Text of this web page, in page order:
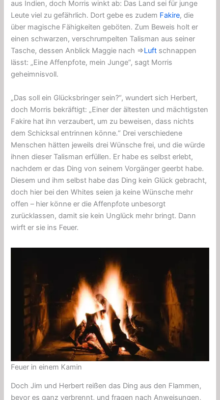
aus Indien, doch Morris winkt ab: Das Land sei für junge
Leute viel zu gefährlich. Dort gebe es zudem Fakire, die
über magische Fähigkeiten geböten. Zum Beweis holt er
einen schwarzen, verschrumpelten Talisman aus seiner
Tasche, dessen Anblick Maggie nach ⇒Luft schnappen
lässt: „Eine Affenpfote, mein Junge“, sagt Morris
geheimnisvoll.
„Das soll ein Glücksbringer sein?“, wundert sich Herbert,
doch Morris bekräftigt: „Einer der ältesten und mächtigsten
Fakire hat ihn verzaubert, um zu beweisen, dass nichts
dem Schicksal entrinnen könne.“ Drei verschiedene
Menschen hätten jeweils drei Wünsche frei, und die würde
ihnen dieser Talisman erfüllen. Er habe es selbst erlebt,
nachdem er das Ding von seinem Vorgänger geerbt habe.
Diesem und ihm selbst habe das Ding kein Glück gebracht,
doch hier bei den Whites seien ja keine Wünsche mehr
offen – hier könne er die Affenpfote unbesorgt
zurücklassen, damit sie kein Unglück mehr bringt. Dann
wirft er sie ins Feuer.
Feuer in einem Kamin
Doch Jim und Herbert reißen das Ding aus den Flammen,
bevor es ganz verbrennt, und fragen nach Anweisungen,